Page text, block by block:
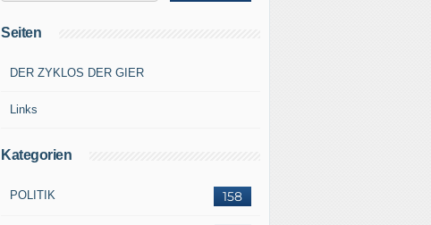
Seiten
DER ZYKLOS DER GIER
Links
Kategorien
158
POLITIK